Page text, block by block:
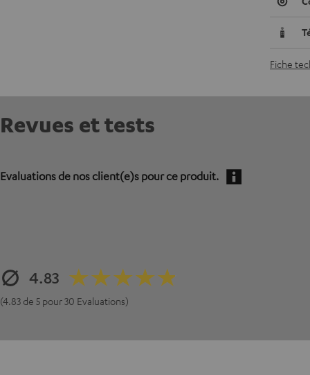
Fiche
Revues et tests
Evaluations de nos client(e)s pour ce produit.
4.83
(4.83 de 5 pour 30 Evaluations)